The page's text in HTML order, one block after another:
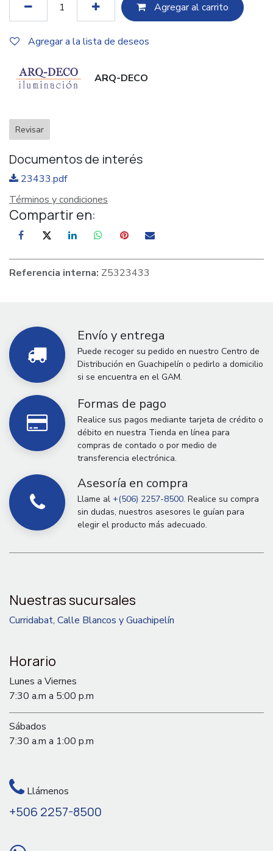
Agregar al c​​arrito
Agregar a la lista de deseos
ARQ-DECO
Revisar
Documentos de interés
23433.pdf
Términos y condiciones
Compartir en:
Referencia interna: Z5323433
Envío y entrega
Puede recoger su pedido en nuestro Centro de
Distribución en Guachipelín o pedirlo a domicilio
si se encuentra en el GAM.
Formas de pago
Realice sus pagos mediante tarjeta de crédito o
débito en nuestra Tienda en línea para
compras de contado o por medio de
transferencia electrónica.
Asesoría en compra
Llame al +(506) 2257-8500. Realice su compra
sin dudas, nuestros asesores le guían para
elegir el producto más adecuado.
Nuestras sucursales
Curridabat, Calle Blancos y Guachipelín
Horario
Lunes a Viernes
7:30 a.m a 5:00 p.m
Sábados
7:30 a.m a 1:00 p.m
Llámenos
+506 2257-8500